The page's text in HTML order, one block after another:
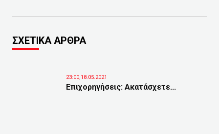
ΣΧΕΤΙΚΑ ΑΡΘΡΑ
23:00,18.05.2021
Επιχορηγήσεις: Ακατάσχετε...